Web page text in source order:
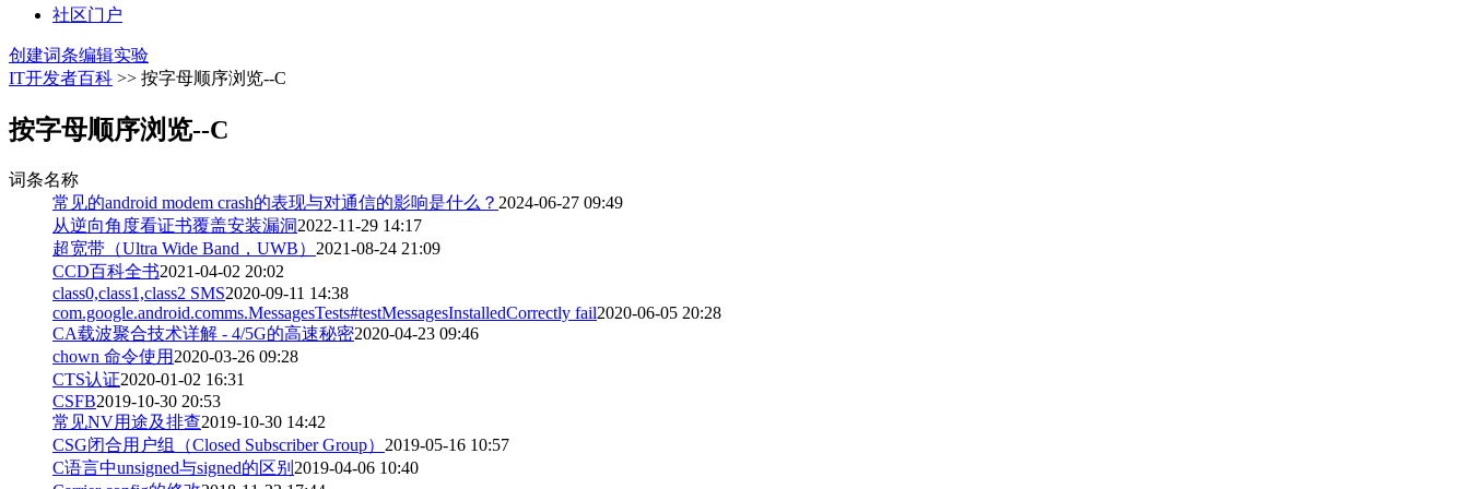
社区门户
创建词条编辑实验
IT开发者百科 >> 按字母顺序浏览--C
按字母顺序浏览--C
词条名称
常见的android modem crash的表现与对通信的影响是什么？ 2024-06-27 09:49
从逆向角度看证书覆盖安装漏洞2022-11-29 14:17
超宽带（Ultra Wide Band，UWB） 2021-08-24 21:09
CCD百科全书2021-04-02 20:02
class0,class1,class2 SMS2020-09-11 14:38
com.google.android.comms.MessagesTests#testMessagesInstalledCorrectly fail2020-06-05 20:28
CA载波聚合技术详解 - 4/5G的高速秘密2020-04-23 09:46
chown 命令使用 2020-03-26 09:28
CTS认证2020-01-02 16:31
CSFB2019-10-30 20:53
常见NV用途及排查2019-10-30 14:42
CSG闭合用户组（Closed Subscriber Group） 2019-05-16 10:57
C语言中unsigned与signed的区别 2019-04-06 10:40